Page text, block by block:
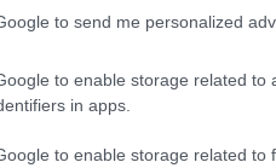
to send me personalized
to enable storage related to
in apps.
to enable storage related to